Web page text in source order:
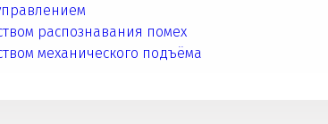
распознавания помех
механического подъёма